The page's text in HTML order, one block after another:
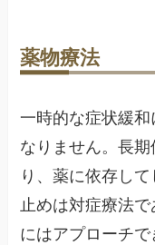
薬物療法
一時的な症状緩
なりません。長
り、薬に依存し
止めは対症療法
にはアプローチで